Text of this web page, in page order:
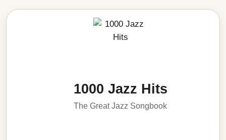
1000 Jazz Hits
The Great Jazz Songbook